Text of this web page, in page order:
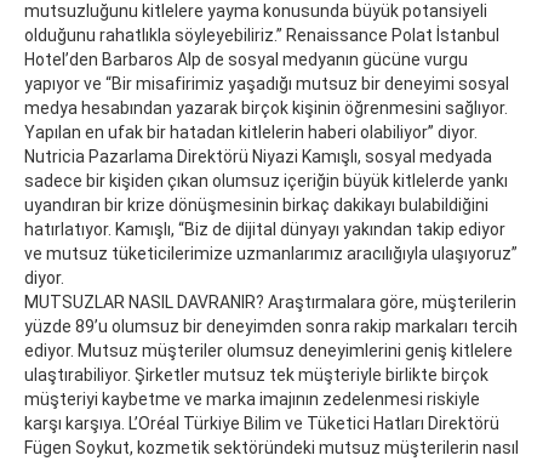
mutsuzluğunu kitlelere yayma konusunda büyük potansiyeli
olduğunu rahatlıkla söyleyebiliriz.” Renaissance Polat İstanbul
Hotel’den Barbaros Alp de sosyal medyanın gücüne vurgu
yapıyor ve “Bir misafirimiz yaşadığı mutsuz bir deneyimi sosyal
medya hesabından yazarak birçok kişinin öğrenmesini sağlıyor.
Yapılan en ufak bir hatadan kitlelerin haberi olabiliyor” diyor.
Nutricia Pazarlama Direktörü Niyazi Kamışlı, sosyal medyada
sadece bir kişiden çıkan olumsuz içeriğin büyük kitlelerde yankı
uyandıran bir krize dönüşmesinin birkaç dakikayı bulabildiğini
hatırlatıyor. Kamışlı, “Biz de dijital dünyayı yakından takip ediyor
ve mutsuz tüketicilerimize uzmanlarımız aracılığıyla ulaşıyoruz”
diyor.
MUTSUZLAR NASIL DAVRANIR? Araştırmalara göre, müşterilerin
yüzde 89’u olumsuz bir deneyimden sonra rakip markaları tercih
ediyor. Mutsuz müşteriler olumsuz deneyimlerini geniş kitlelere
ulaştırabiliyor. Şirketler mutsuz tek müşteriyle birlikte birçok
müşteriyi kaybetme ve marka imajının zedelenmesi riskiyle
karşı karşıya. L’Oréal Türkiye Bilim ve Tüketici Hatları Direktörü
Fügen Soykut, kozmetik sektöründeki mutsuz müşterilerin nasıl